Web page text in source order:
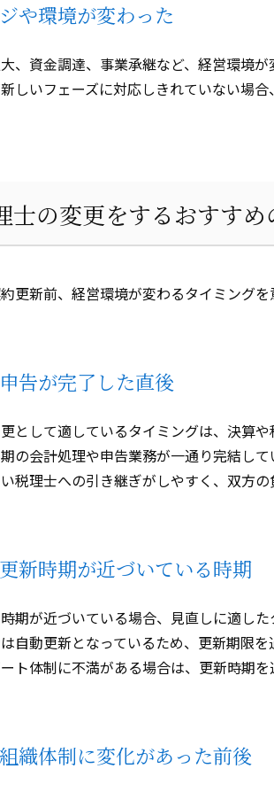
や環境が変わった
、資金調達、事業承継など、経営環境が
しいフェーズに対応しきれていない場
士の変更をするおすす
更新前、経営環境が変わるタイミング
告が完了した直後
として適しているタイミングは、決算や
の会計処理や申告業務が一通り完結し
税理士への引き継ぎがしやすく、双方の
新時期が近づいている時期
期が近づいている場合、見直しに適した
自動更新となっているため、更新期限を
ト体制に不満がある場合は、更新時期
織体制に変化があった前後